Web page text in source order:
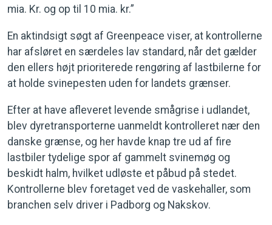
mia. Kr. og op til 10 mia. kr.”
En aktindsigt søgt af Greenpeace viser, at kontrollerne
har afsløret en særdeles lav standard, når det gælder
den ellers højt prioriterede rengøring af lastbilerne for
at holde svinepesten uden for landets grænser.
Efter at have afleveret levende smågrise i udlandet,
blev dyretransporterne uanmeldt kontrolleret nær den
danske grænse, og her havde knap tre ud af fire
lastbiler tydelige spor af gammelt svinemøg og
beskidt halm, hvilket udløste et påbud på stedet.
Kontrollerne blev foretaget ved de vaskehaller, som
branchen selv driver i Padborg og Nakskov.